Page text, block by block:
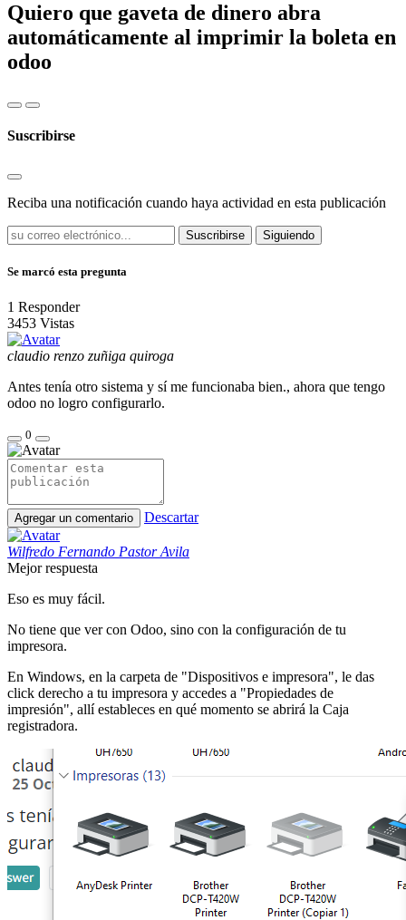
Quiero que gaveta de dinero abra
automáticamente al imprimir la boleta en
odoo
Suscribirse
Reciba una notificación cuando haya actividad en esta publicación
Suscribirse Siguiendo
Se marcó esta pregunta
1 Responder
3453 Vistas
claudio renzo zuñiga quiroga
Antes tenía otro sistema y sí me funcionaba bien., ahora que tengo
odoo no logro configurarlo.
0
Agregar un comentario Descartar
Wilfredo Fernando Pastor Avila
Mejor respuesta
Eso es muy fácil.
No tiene que ver con Odoo, sino con la configuración de tu
impresora.
En Windows, en la carpeta de "Dispositivos e impresora", le das
click derecho a tu impresora y accedes a "Propiedades de
impresión", allí estableces en qué momento se abrirá la Caja
registradora.